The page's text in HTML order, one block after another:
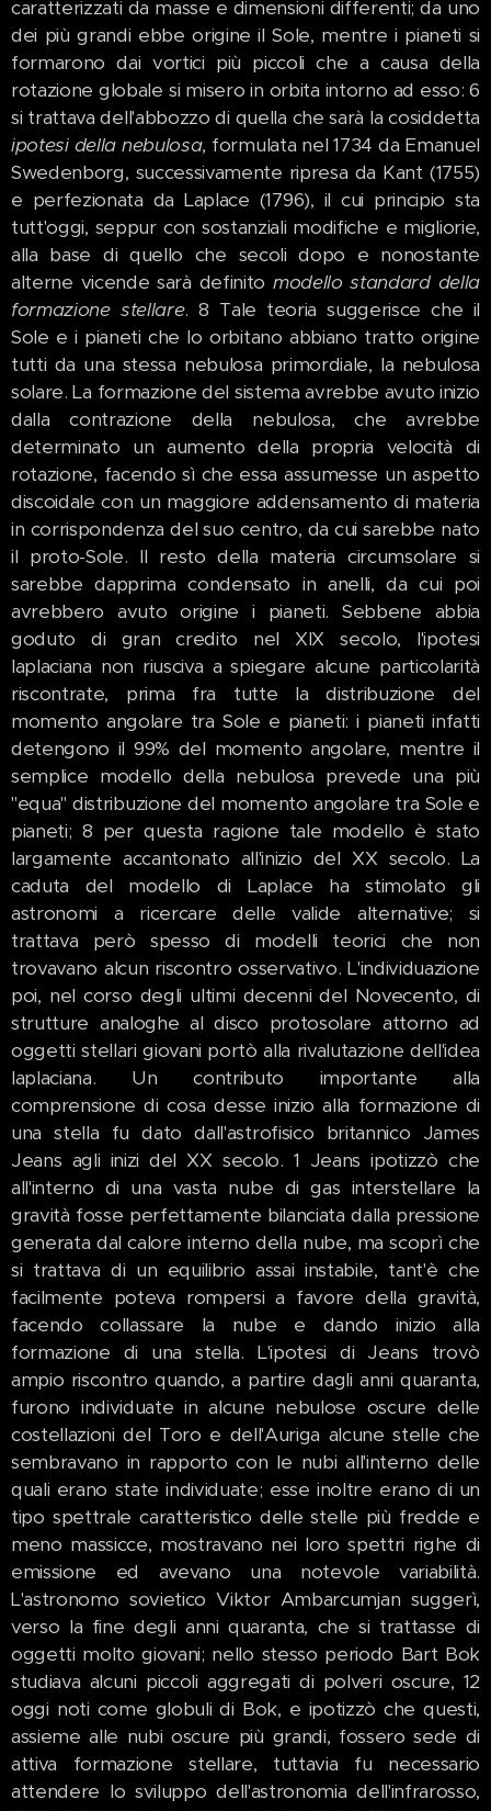
caratterizzati da masse e dimensioni differenti; da uno
dei più grandi ebbe origine il Sole, mentre i pianeti si
formarono dai vortici più piccoli che a causa della
rotazione globale si misero in orbita intorno ad esso: 6
si trattava dell'abbozzo di quella che sarà la cosiddetta
ipotesi della nebulosa, formulata nel 1734 da Emanuel
Swedenborg, successivamente ripresa da Kant (1755)
e perfezionata da Laplace (1796), il cui principio sta
tutt'oggi, seppur con sostanziali modifiche e migliorie,
alla base di quello che secoli dopo e nonostante
alterne vicende sarà definito modello standard della
formazione stellare. 8 Tale teoria suggerisce che il
Sole e i pianeti che lo orbitano abbiano tratto origine
tutti da una stessa nebulosa primordiale, la nebulosa
solare. La formazione del sistema avrebbe avuto inizio
dalla contrazione della nebulosa, che avrebbe
determinato un aumento della propria velocità di
rotazione, facendo sì che essa assumesse un aspetto
discoidale con un maggiore addensamento di materia
in corrispondenza del suo centro, da cui sarebbe nato
il proto-Sole. Il resto della materia circumsolare si
sarebbe dapprima condensato in anelli, da cui poi
avrebbero avuto origine i pianeti. Sebbene abbia
goduto di gran credito nel XIX secolo, l'ipotesi
laplaciana non riusciva a spiegare alcune particolarità
riscontrate, prima fra tutte la distribuzione del
momento angolare tra Sole e pianeti: i pianeti infatti
detengono il 99% del momento angolare, mentre il
semplice modello della nebulosa prevede una più
"equa" distribuzione del momento angolare tra Sole e
pianeti; 8 per questa ragione tale modello è stato
largamente accantonato all'inizio del XX secolo. La
caduta del modello di Laplace ha stimolato gli
astronomi a ricercare delle valide alternative; si
trattava però spesso di modelli teorici che non
trovavano alcun riscontro osservativo. L'individuazione
poi, nel corso degli ultimi decenni del Novecento, di
strutture analoghe al disco protosolare attorno ad
oggetti stellari giovani portò alla rivalutazione dell'idea
laplaciana. Un contributo importante alla
comprensione di cosa desse inizio alla formazione di
una stella fu dato dall'astrofisico britannico James
Jeans agli inizi del XX secolo. 1 Jeans ipotizzò che
all'interno di una vasta nube di gas interstellare la
gravità fosse perfettamente bilanciata dalla pressione
generata dal calore interno della nube, ma scoprì che
si trattava di un equilibrio assai instabile, tant'è che
facilmente poteva rompersi a favore della gravità,
facendo collassare la nube e dando inizio alla
formazione di una stella. L'ipotesi di Jeans trovò
ampio riscontro quando, a partire dagli anni quaranta,
furono individuate in alcune nebulose oscure delle
costellazioni del Toro e dell'Auriga alcune stelle che
sembravano in rapporto con le nubi all'interno delle
quali erano state individuate; esse inoltre erano di un
tipo spettrale caratteristico delle stelle più fredde e
meno massicce, mostravano nei loro spettri righe di
emissione ed avevano una notevole variabilità.
L'astronomo sovietico Viktor Ambarcumjan suggerì,
verso la fine degli anni quaranta, che si trattasse di
oggetti molto giovani; nello stesso periodo Bart Bok
studiava alcuni piccoli aggregati di polveri oscure, 12
oggi noti come globuli di Bok, e ipotizzò che questi,
assieme alle nubi oscure più grandi, fossero sede di
attiva formazione stellare, tuttavia fu necessario
attendere lo sviluppo dell'astronomia dell'infrarosso,